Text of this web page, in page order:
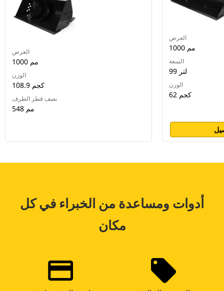
العرض
1000 مم
الوزن
108.9 كجم
نصف قطر الطرف
548 مم
العرض
1000 مم
السعة
99 لتر
الوزن
62 كجم
أدوات ومساعدة من الخبراء في كل
مكان